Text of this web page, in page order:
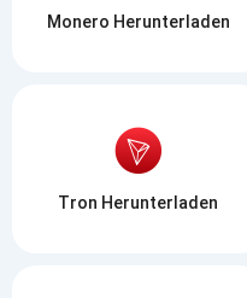
Monero Herunterladen
Tron Herunterladen